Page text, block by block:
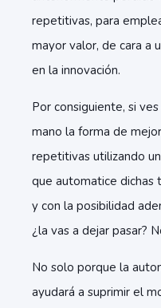
repetitivas, para
mayor valor, de cara a
en la innovación.
Por consiguiente, si
mano la forma de
repetitivas utilizando
que automatice dichas
y con la posibilidad
¿la vas a dejar pasar?
No solo porque la
ayudará a suprimir el